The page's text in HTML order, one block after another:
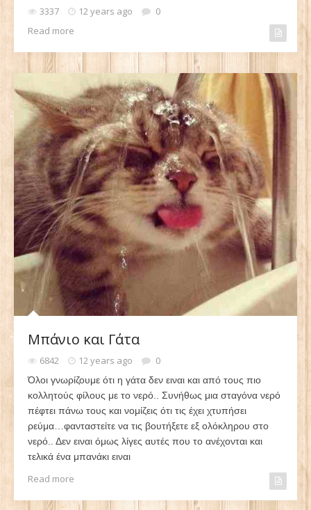
3337 12 years ago
0
Read more
Μπάνιο και Γάτα
6842 12 years ago 0
Όλοι γνωρίζουμε ότι η γάτα δεν ειναι και από τους πιο
κολλητούς φίλους με το νερό.. Συνήθως μια σταγόνα νερό
πέφτει πάνω τους και νομίζεις ότι τις έχει χτυπήσει
ρεύμα…φανταστείτε να τις βουτήξετε εξ ολόκληρου στο
νερό.. Δεν ειναι όμως λίγες αυτές που το ανέχονται και
τελικά ένα μπανάκι ειναι
Read more